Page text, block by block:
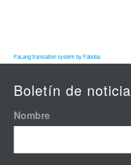
FaLang translation system by Faboba
Boletín de
Nombre